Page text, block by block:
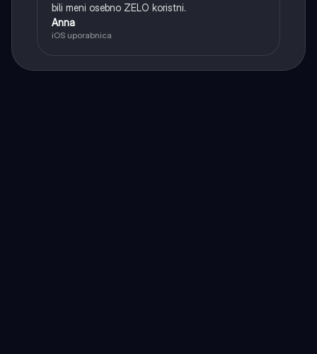
bili meni osebno ZELO koristni.
Anna
iOS uporabnica